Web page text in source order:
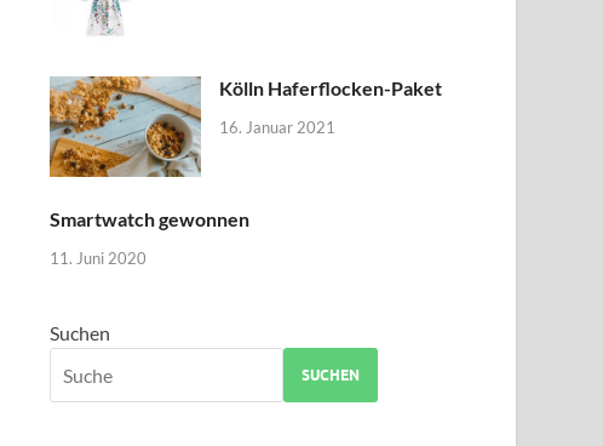
Kölln Haferflocken-Paket
16. Januar 2021
Smartwatch gewonnen
11. Juni 2020
Suchen
SUCHEN